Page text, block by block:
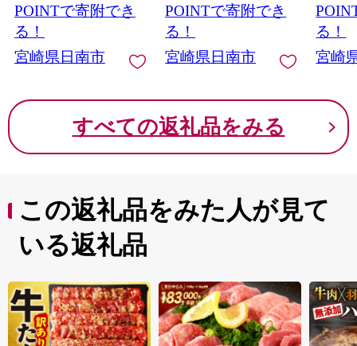
物 プレゼント ギフト
贈答 ご褒美 お取り寄
せ ミヤチク ブランド
牛 宮崎県 日南市 送料
POINTで寄附でき
る！
宮崎県日南市
ギフト 贈答 小分け 食
品 ミヤチク 宮崎県 日
南市 送料無料_CA97-
26-08
POINTで寄附でき
る！
宮崎県日南市
級 ギ
食品
日南市
る！
宮崎
すべての返礼品をみる
この返礼品をみた人が見て
いる返礼品